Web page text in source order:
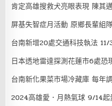
肯定高雄搜救犬亮眼表現 陳其
屏基失智症月活動 原鄉長輩組
台南新增20處交通科技執法 11/
日本透地雷達探測花蓮市6處恐
台南新化果菜市場冷藏庫 每年
2024高雄愛．月熱氣球 9/14起